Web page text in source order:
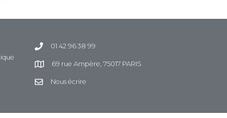
01 42 96 38 99
69 rue Ampère, 75017 PARIS
Nous écrire